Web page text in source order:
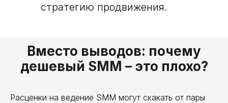
стратегию продвижения.
Вместо выводов: почему
дешевый SMM – это плохо?
Расценки на ведение SMM могут скакать от пары